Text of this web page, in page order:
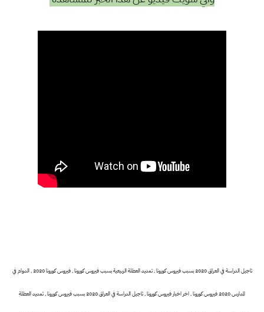
تاجيل الدراسة في العراق 2020 بسبب فيروس كورونا , تمديد العطلة الربيعية بسبب فيروس كورونا , فيروس كورونا 2020 , الدوام في
المدارس 2020 فيروس كورونا , اخر اخبار فيروس كورونا , تاجيل الدراسة في العراق 2020 بسبب فيروس كورونا , تمديد العطلة